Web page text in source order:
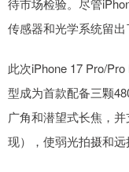
待市场检验。尽管
传感器和光学系统留出
此次iPhone 17 Pro/
型成为首款配备三颗
广角和潜望式长焦，
现），使弱光拍摄和远